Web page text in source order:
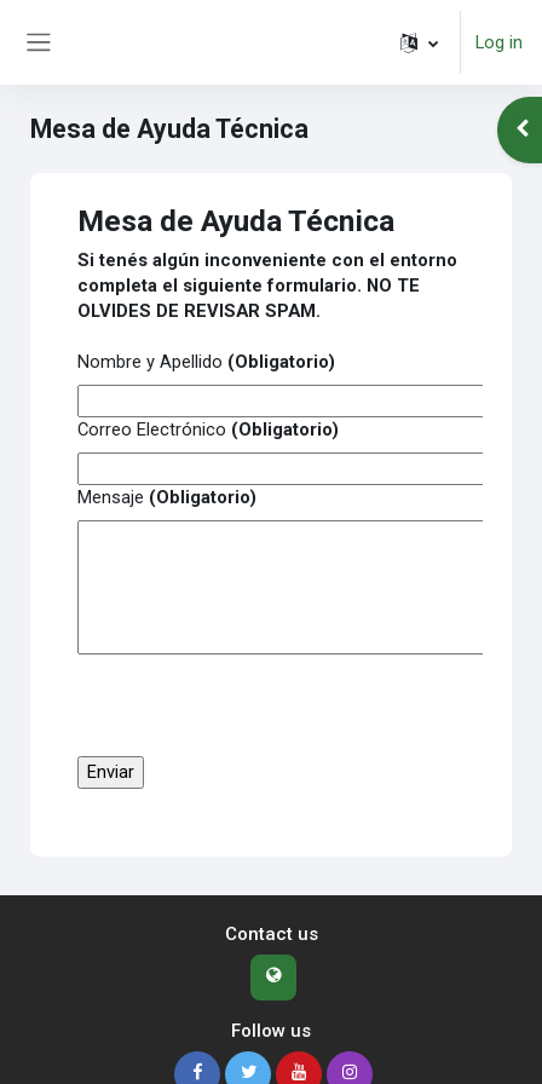
Log in
Mesa de Ayuda Técnica
Mesa de Ayuda Técnica
Si tenés algún inconveniente con el entorno
completa el siguiente formulario. NO TE
OLVIDES DE REVISAR SPAM.
Nombre y Apellido (Obligatorio)
Correo Electrónico (Obligatorio)
Mensaje (Obligatorio)
Contact us
Follow us